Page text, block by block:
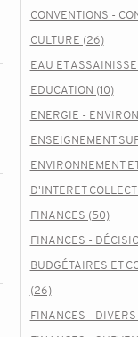
CONVENTIONS -
CULTURE (26)
EAU ET
EDUCATION (10)
ENERGIE -
ENSEIGNEMENT
ENVIRONNEMENT
D'INTERET
FINANCES (50)
FINANCES -
BUDGÉTAIRES ET
(26)
FINANCES -